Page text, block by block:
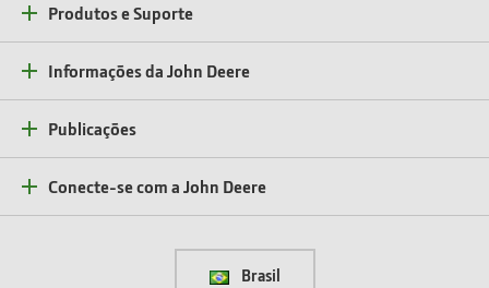
Produtos e Suporte
Informações da John Deere
Publicações
Conecte-se com a John Deere
Brasil